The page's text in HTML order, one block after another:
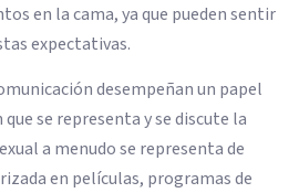
en la cama, ya que pueden sentir
expectativas.
desempeñan un papel
se representa y se discute la
a menudo se representa de
en películas, programas de